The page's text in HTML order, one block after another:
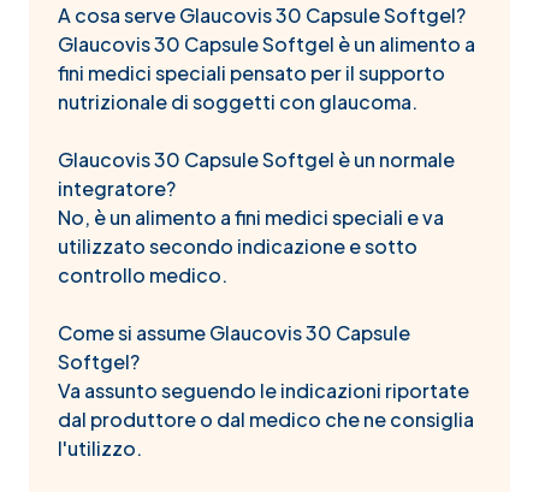
A cosa serve Glaucovis 30 Capsule Softgel?
Glaucovis 30 Capsule Softgel è un alimento a
fini medici speciali pensato per il supporto
nutrizionale di soggetti con glaucoma.
Glaucovis 30 Capsule Softgel è un normale
integratore?
No, è un alimento a fini medici speciali e va
utilizzato secondo indicazione e sotto
controllo medico.
Come si assume Glaucovis 30 Capsule
Softgel?
Va assunto seguendo le indicazioni riportate
dal produttore o dal medico che ne consiglia
l'utilizzo.